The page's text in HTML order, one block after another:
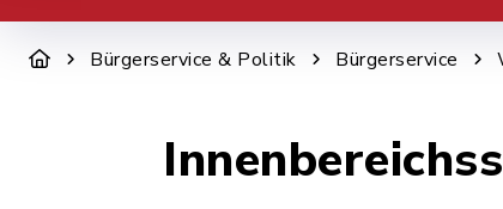
Bürgerservice & Politik Bürgerservice